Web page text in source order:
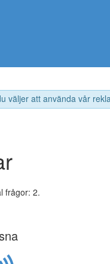
väljer att använda vår
frågor: 2.